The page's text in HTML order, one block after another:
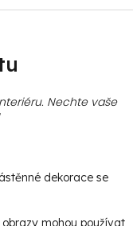
Nechte vaše
dekorace se
mohou používat